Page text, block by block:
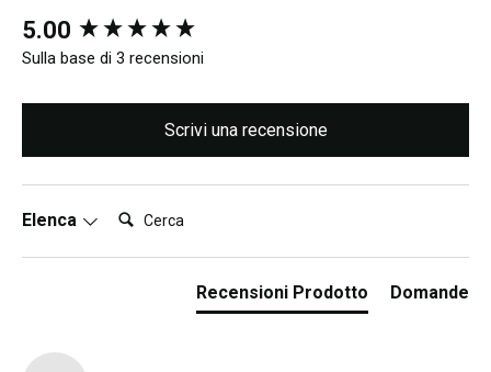
5.00
Sulla base di 3 recensioni
Scrivi una recensione
Elenca Cerca:
Recensioni Prodotto Domande
New content loaded